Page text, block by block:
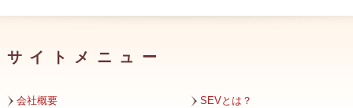
2023年11月
2023年10月
サイトメニュー
会社概要 SEVとは？